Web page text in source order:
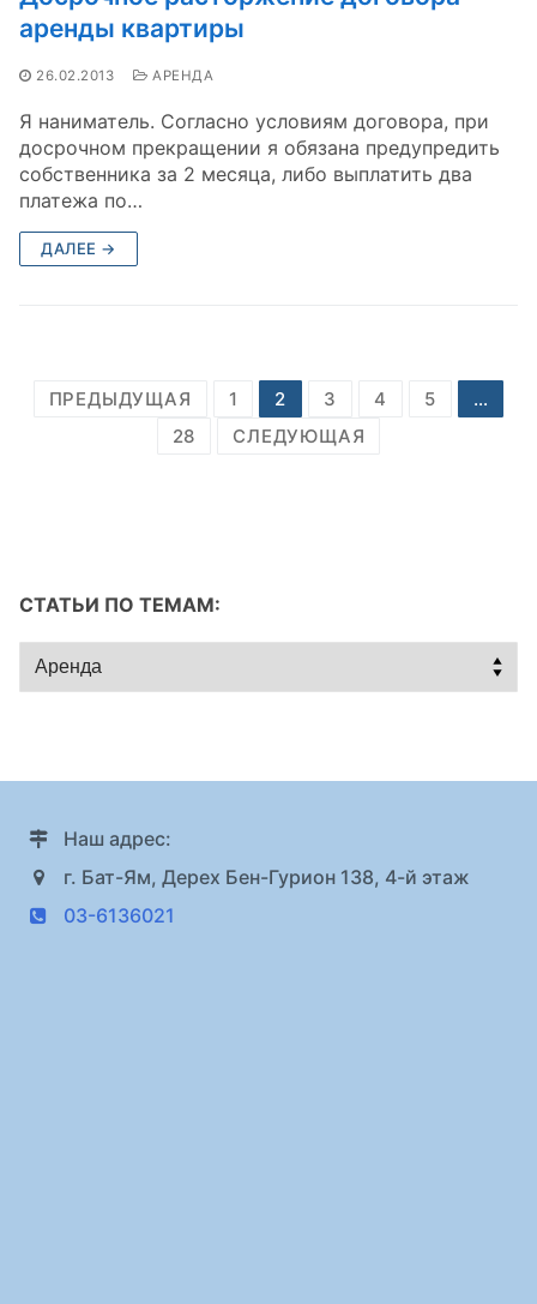
аренды квартиры
26.02.2013 АРЕНДА
Я наниматель. Согласно условиям договора, при
досрочном прекращении я обязана предупредить
собственника за 2 месяца, либо выплатить два
платежа по…
ДАЛЕЕ →
Пагинация
ПРЕДЫДУЩАЯ 1 2 3 4 5
…
28
СЛЕДУЮЩАЯ
СТАТЬИ ПО ТЕМАМ:
Статьи
по
Наш адрес:
г. Бат-Ям, Дерех Бен-Гурион 138, 4-й этаж
03-6136021